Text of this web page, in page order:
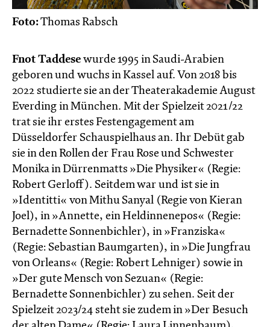
Foto:Thomas Rabsch
Fnot Taddese wurde 1995 in Saudi-Arabien
geboren und wuchs in Kassel auf. Von 2018 bis
2022 studierte sie an der Theaterakademie August
Everding in München. Mit der Spielzeit 2021/22
trat sie ihr erstes Festengagement am
Düsseldorfer Schauspielhaus an. Ihr Debüt gab
sie in den Rollen der Frau Rose und Schwester
Monika in Dürrenmatts »Die Physiker« (Regie:
Robert Gerloff).​ Seitdem war und ist sie in
»Identitti« von Mithu Sanyal (Regie von Kieran
Joel), in »Annette, ein Heldinnenepos« (Regie:
Bernadette Sonnenbichler), in »Franziska«
(Regie: Sebastian Baumgarten), in »Die Jungfrau
von Orleans« (Regie: Robert Lehniger) sowie in
»Der gute Mensch von Sezuan« (Regie:
Bernadette Sonnenbichler) zu sehen. Seit der
Spielzeit 2023/24 steht sie zudem in »Der Besuch